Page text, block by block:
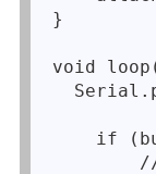
}
void
if